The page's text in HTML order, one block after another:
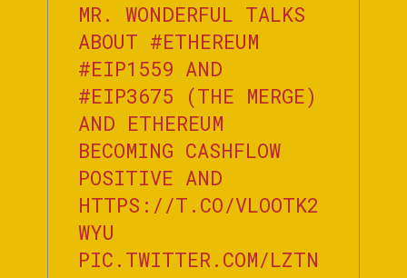
MR. WONDERFUL TALKS
ABOUT #ETHEREUM
#EIP1559 AND
#EIP3675 (THE MERGE)
AND ETHEREUM
BECOMING CASHFLOW
POSITIVE AND
HTTPS://T.CO/VLOOTK2
WYU
PIC.TWITTER.COM/LZTN